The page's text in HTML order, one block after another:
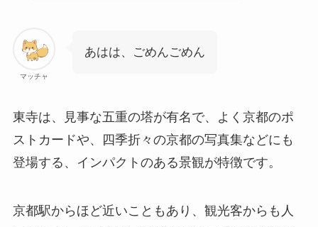
マッチャ
あはは、ごめんごめん
東寺は、見事な五重の塔が有名で、よく京都のポ
ストカードや、四季折々の京都の写真集などにも
登場する、インパクトのある景観が特徴です。
京都駅からほど近いこともあり、観光客からも人